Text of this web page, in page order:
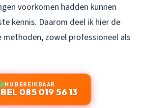
voorkomen hadden kunnen
kennis. Daarom deel ik hier de
zowel professioneel als
NU BEREIKBAAR
BEL 085 019 56 13